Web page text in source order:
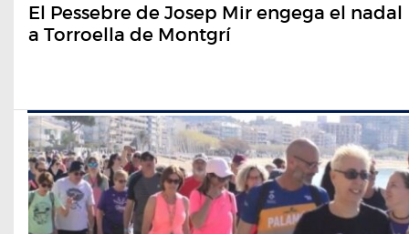
El Pessebre de Josep Mir engega el nadal
a Torroella de Montgrí